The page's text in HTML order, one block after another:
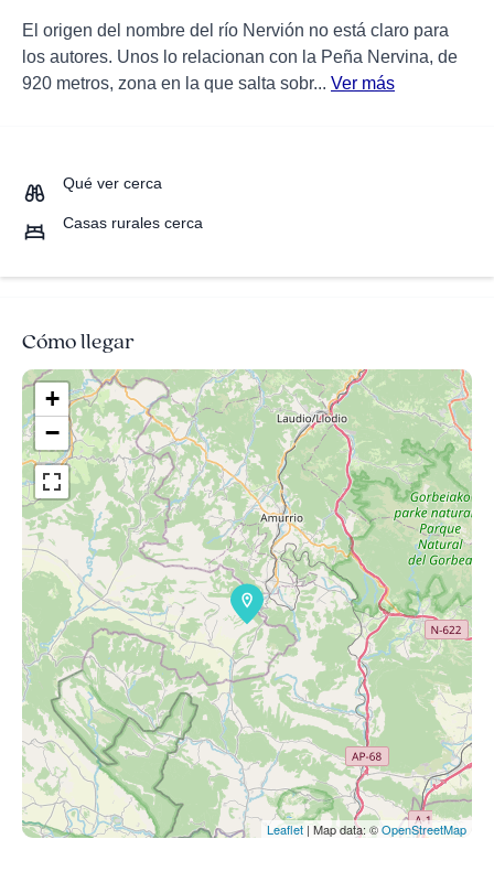
El origen del nombre del río Nervión no está claro para
los autores. Unos lo relacionan con la Peña Nervina, de
920 metros, zona en la que salta sobr... Ver más
Qué ver cerca
Casas rurales cerca
Cómo llegar
+
−
Leaflet | Map data: ©OpenStreetMap